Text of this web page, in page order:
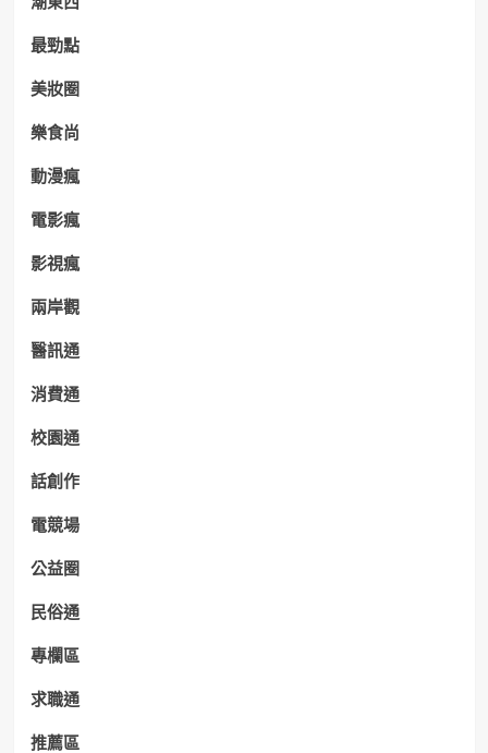
最勁點
美妝圈
樂食尚
動漫瘋
電影瘋
影視瘋
兩岸觀
醫訊通
消費通
校園通
話創作
電競場
公益圈
民俗通
專欄區
求職通
推薦區